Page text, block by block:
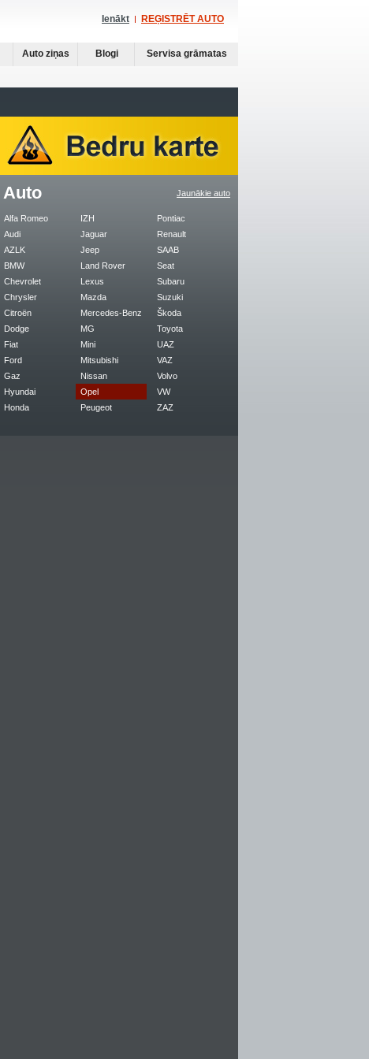
Ienākt REĢISTRĒT AUTO
Auto ziņas Blogi Servisa grāmatas
Jaunākie auto
Auto
Alfa Romeo
Audi
AZLK
BMW
Chevrolet
Chrysler
Citroën
Dodge
Fiat
Ford
Gaz
Hyundai
Honda
IZH
Jaguar
Jeep
Land Rover
Lexus
Mazda
Mercedes-Benz
MG
Mini
Mitsubishi
Nissan
Opel
Peugeot
Pontiac
Renault
SAAB
Seat
Subaru
Suzuki
Škoda
Toyota
UAZ
VAZ
Volvo
VW
ZAZ